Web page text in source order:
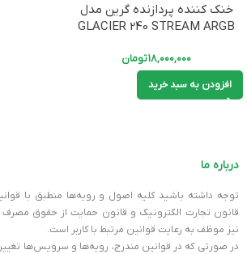
خنک کننده پردازنده گرین مدل
GLACIER 240 STREAM ARGB
۱۸,۰۰۰,۰۰۰تومان
افزودن به سبد خرید
درباره ما
توجه داشته باشید کلیه اصول و رویه‏‌ها منطبق با
قانون تجارت الکترونیک و قانون حمایت از حقوق مصرف
نیز موظف به رعایت قوانین مرتبط با کاربر است.
در صورتی که در قوانین مندرج، رویه‏‌ها و سرویس‏‌ها